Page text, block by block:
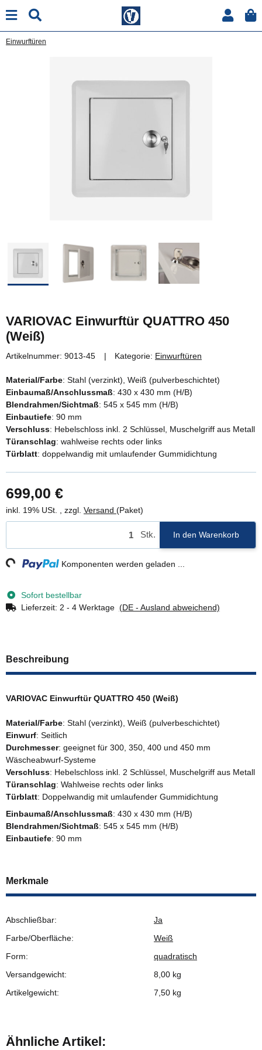
Einwurftüren
VARIOVAC Einwurftür QUATTRO 450
(Weiß)
Artikelnummer: 9013-45 Kategorie: Einwurftüren
Material/Farbe: Stahl (verzinkt), Weiß (pulverbeschichtet)
Einbaumaß/Anschlussmaß: 430 x 430 mm (H/B)
Blendrahmen/Sichtmaß: 545 x 545 mm (H/B)
Einbautiefe: 90 mm
Verschluss: Hebelschloss inkl. 2 Schlüssel, Muschelgriff aus Metall
Türanschlag: wahlweise rechts oder links
Türblatt: doppelwandig mit umlaufender Gummidichtung
699,00 €
inkl. 19% USt. , zzgl. Versand (Paket)
Stk. In den Warenkorb
Komponenten werden geladen ...
Sofort bestellbar
Lieferzeit: 2 - 4 Werktage (DE - Ausland abweichend)
Beschreibung
VARIOVAC Einwurftür QUATTRO 450 (Weiß)
Material/Farbe: Stahl (verzinkt), Weiß (pulverbeschichtet)
Einwurf: Seitlich
Durchmesser: geeignet für 300, 350, 400 und 450 mm
Wäscheabwurf-Systeme
Verschluss: Hebelschloss inkl. 2 Schlüssel, Muschelgriff aus Metall
Türanschlag: Wahlweise rechts oder links
Türblatt: Doppelwandig mit umlaufender Gummidichtung
Einbaumaß/Anschlussmaß: 430 x 430 mm (H/B)
Blendrahmen/Sichtmaß: 545 x 545 mm (H/B)
Einbautiefe: 90 mm
Merkmale
Abschließbar:
Ja
Farbe/Oberfläche:
Weiß
Form:
quadratisch
Versandgewicht:
8,00 kg
Artikelgewicht:
7,50 kg
Ähnliche Artikel: